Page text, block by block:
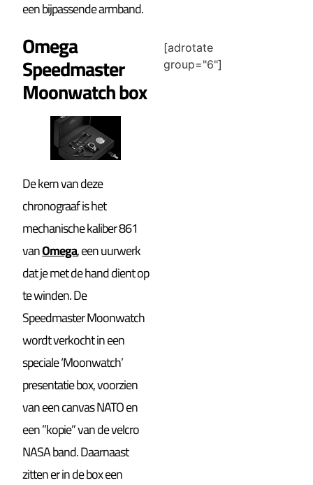
een bijpassende armband.
Omega
Speedmaster
Moonwatch box
De kern van deze
chronograaf is het
mechanische kaliber 861
vanOmega, een uurwerk
dat je met de hand dient op
te winden. De
Speedmaster Moonwatch
wordt verkocht in een
speciale ‘Moonwatch’
presentatie box, voorzien
van een canvas NATO en
een ”kopie” van de velcro
NASA band. Daarnaast
zitten er in de box een
[adrotate
group="6"]